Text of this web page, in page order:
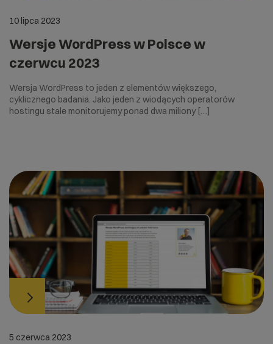
10 lipca 2023
Wersje WordPress w Polsce w
czerwcu 2023
Wersja WordPress to jeden z elementów większego,
cyklicznego badania. Jako jeden z wiodących operatorów
hostingu stale monitorujemy ponad dwa miliony […]
5 czerwca 2023